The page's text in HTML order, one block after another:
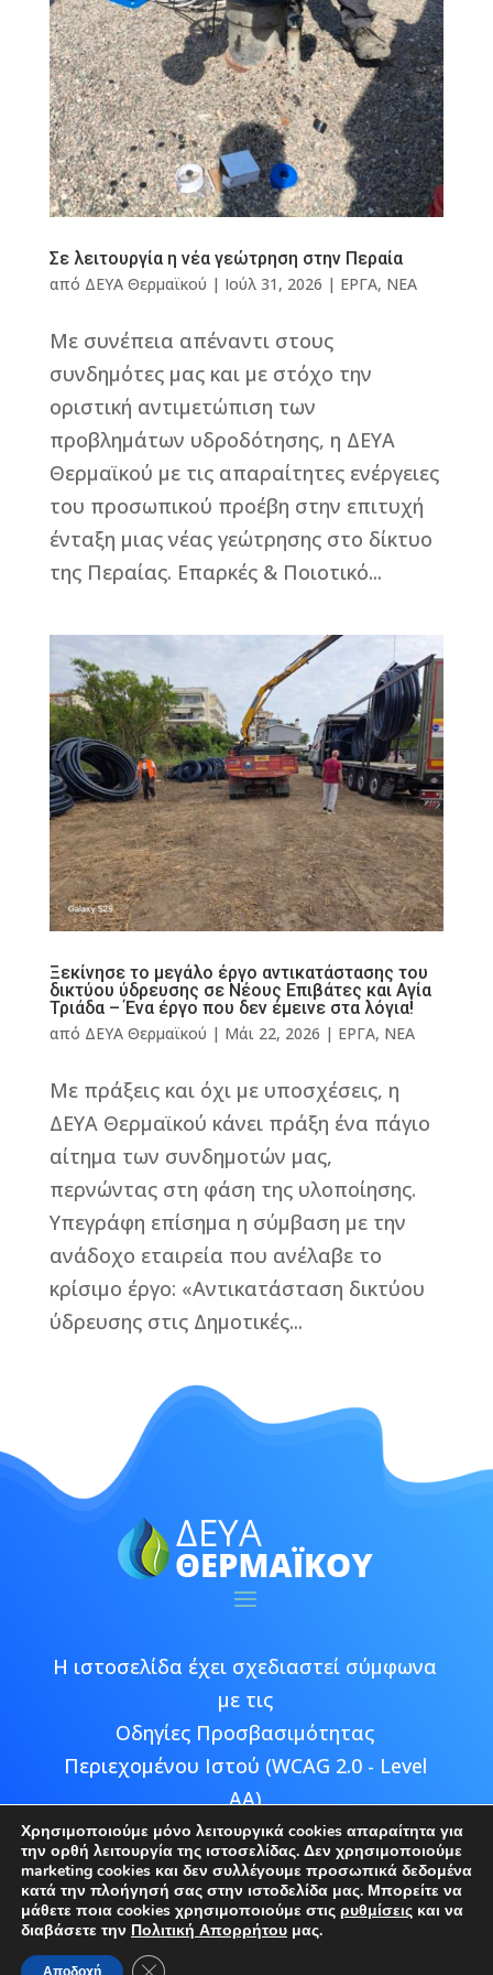
Σε λειτουργία η νέα γεώτρηση στην Περαία
από ΔΕΥΑ Θερμαϊκού | Ιούλ 31, 2026 | ΕΡΓΑ, ΝΕΑ
Με συνέπεια απέναντι στους
συνδημότες μας και με στόχο την
οριστική αντιμετώπιση των
προβλημάτων υδροδότησης, η ΔΕΥΑ
Θερμαϊκού με τις απαραίτητες ενέργειες
του προσωπικού προέβη στην επιτυχή
ένταξη μιας νέας γεώτρησης στο δίκτυο
της Περαίας. Επαρκές & Ποιοτικό...
Ξεκίνησε το μεγάλο έργο αντικατάστασης του
δικτύου ύδρευσης σε Νέους Επιβάτες και Αγία
Τριάδα – Ένα έργο που δεν έμεινε στα λόγια!
από ΔΕΥΑ Θερμαϊκού | Μάι 22, 2026 | ΕΡΓΑ, ΝΕΑ
Με πράξεις και όχι με υποσχέσεις, η
ΔΕΥΑ Θερμαϊκού κάνει πράξη ένα πάγιο
αίτημα των συνδημοτών μας,
περνώντας στη φάση της υλοποίησης.
Υπεγράφη επίσημα η σύμβαση με την
ανάδοχο εταιρεία που ανέλαβε το
κρίσιμο έργο: «Αντικατάσταση δικτύου
ύδρευσης στις Δημοτικές...
Η ιστοσελίδα έχει σχεδιαστεί σύμφωνα
με τις
Οδηγίες Προσβασιμότητας
Περιεχομένου Ιστού (WCAG 2.0 - Level
AA)
Copyright © 2026 ΔΕΥΑ Θερμαϊκού |
Developed by
Χρησιμοποιούμε μόνο λειτουργικά cookies απαραίτητα για
την ορθή λειτουργία της ιστοσελίδας. Δεν χρησιμοποιούμε
marketing cookies και δεν συλλέγουμε προσωπικά δεδομένα
κατά την πλοήγησή σας στην ιστοδελίδα μας. Μπορείτε να
μάθετε ποια cookies χρησιμοποιούμε στις ρυθμίσεις και να
διαβάσετε την Πολιτική Απορρήτου μας.
Κλείσιμο του Cookie banner για το GDPR